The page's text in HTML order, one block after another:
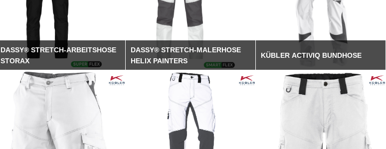
DASSY® STRETCH-ARBEITSHOSE
STORAX
DASSY® STRETCH-MALERHOSE
HELIX PAINTERS
KÜBLER ACTIVIQ BUNDHOSE